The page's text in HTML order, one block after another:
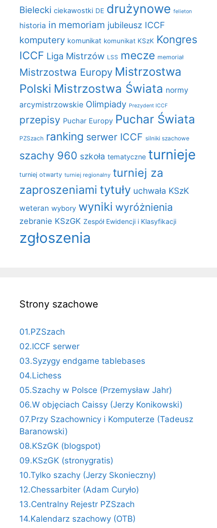
Bielecki ciekawostki DE drużynowe felieton
historia in memoriam jubileusz ICCF
komputery komunikat komunikat KSzK Kongres
ICCF Liga Mistrzów LSS mecze memoriał
Mistrzostwa Europy Mistrzostwa
Polski Mistrzostwa Świata normy
arcymistrzowskie Olimpiady Prezydent ICCF
przepisy Puchar Europy Puchar Świata
PZSzach ranking serwer ICCF silniki szachowe
szachy 960 szkoła tematyczne turnieje
turniej otwarty turniej regionalny turniej za
zaproszeniami tytuły uchwała KSzK
weteran wybory wyniki wyróżnienia
zebranie KSzGK Zespół Ewidencji i Klasyfikacji
zgłoszenia
Strony szachowe
01.PZSzach
02.ICCF serwer
03.Syzygy endgame tablebases
04.Lichess
05.Szachy w Polsce (Przemysław Jahr)
06.W objęciach Caissy (Jerzy Konikowski)
07.Przy Szachownicy i Komputerze (Tadeusz
Baranowski)
08.KSzGK (blogspot)
09.KSzGK (stronygratis)
10.Tylko szachy (Jerzy Skonieczny)
12.Chessarbiter (Adam Curyło)
13.Centralny Rejestr PZSzach
14.Kalendarz szachowy (OTB)